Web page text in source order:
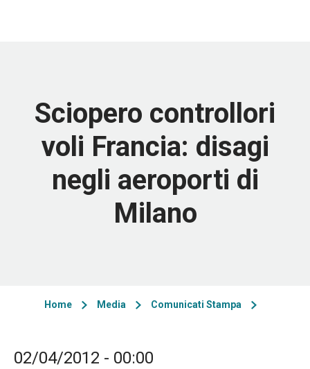
Sciopero controllori
voli Francia: disagi
negli aeroporti di
Milano
Home Media Comunicati Stampa
02/04/2012 - 00:00